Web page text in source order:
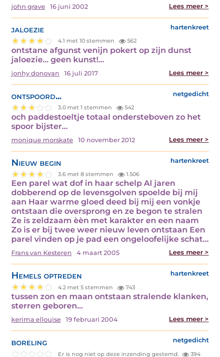
john grave 16 juni 2002 Lees meer >
jaloezie hartenkreet
4.1 met 10 stemmen 562
ontstane afgunst venijn pokert op zijn dunst
jaloezie… geen kunst!…
jonhy donovan 16 juli 2017 Lees meer >
ontspoord... netgedicht
3.0 met 1 stemmen 542
och paddestoeltje totaal ondersteboven zo het
spoor bijster…
monique morskate 10 november 2012 Lees meer >
Nieuw begin hartenkreet
3.6 met 8 stemmen 1.506
Een parel wat dof in haar schelp Al jaren
dobberend op de levensgolven spoelde bij mij
aan Haar warme gloed deed bij mij een vonkje
ontstaan die oversprong en ze begon te stralen
Ze is zeldzaam èèn met karakter en een naam
Zo is er bij twee weer nieuw leven ontstaan Een
parel vinden op je pad een ongeloofelijke schat…
Frans van Kesteren 4 maart 2005 Lees meer >
Hemels optreden hartenkreet
4.2 met 5 stemmen 743
tussen zon en maan ontstaan stralende klanken,
sterren geboren…
kerima ellouise 19 februari 2004 Lees meer >
boreling netgedicht
Er is nog niet op deze inzending gestemd. 394